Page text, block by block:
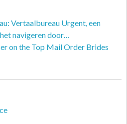
Vertaalbureau Urgent, een
navigeren door…
on the Top Mail Order Brides